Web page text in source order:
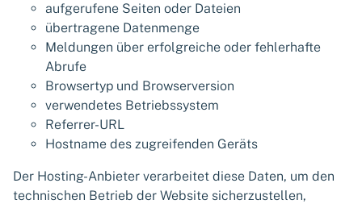
aufgerufene Seiten oder Dateien
übertragene Datenmenge
Meldungen über erfolgreiche oder fehlerhafte
Abrufe
Browsertyp und Browserversion
verwendetes Betriebssystem
Referrer-URL
Hostname des zugreifenden Geräts
Der Hosting-Anbieter verarbeitet diese Daten, um den
technischen Betrieb der Website sicherzustellen,